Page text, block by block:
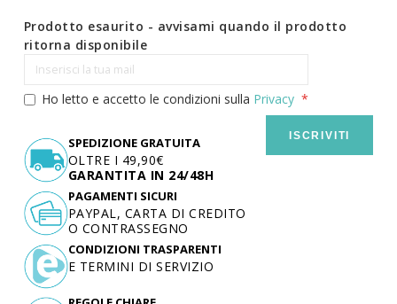
Prodotto esaurito - avvisami quando il prodotto
ritorna disponibile
Ho letto e accetto le condizioni sulla Privacy
ISCRIVITI
SPEDIZIONE GRATUITA
OLTRE I 49,90€
GARANTITA IN 24/48H
PAGAMENTI SICURI
PAYPAL, CARTA DI CREDITO
O CONTRASSEGNO
CONDIZIONI TRASPARENTI
E TERMINI DI SERVIZIO